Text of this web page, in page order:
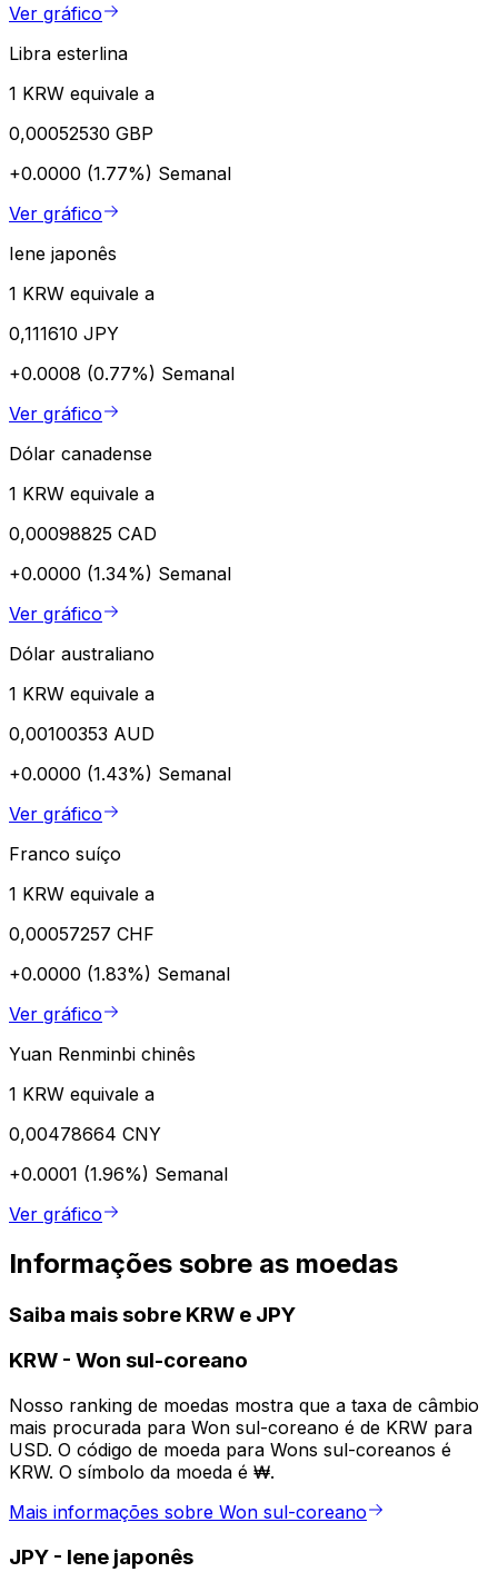
Ver gráfico
Libra esterlina
1 KRW equivale a
0,00052530 GBP
+0.0000 (1.77%) Semanal
Ver gráfico
Iene japonês
1 KRW equivale a
0,111610 JPY
+0.0008 (0.77%) Semanal
Ver gráfico
Dólar canadense
1 KRW equivale a
0,00098825 CAD
+0.0000 (1.34%) Semanal
Ver gráfico
Dólar australiano
1 KRW equivale a
0,00100353 AUD
+0.0000 (1.43%) Semanal
Ver gráfico
Franco suíço
1 KRW equivale a
0,00057257 CHF
+0.0000 (1.83%) Semanal
Ver gráfico
Yuan Renminbi chinês
1 KRW equivale a
0,00478664 CNY
+0.0001 (1.96%) Semanal
Ver gráfico
Informações sobre as moedas
Saiba mais sobre KRW e JPY
KRW - Won sul-coreano
Nosso ranking de moedas mostra que a taxa de câmbio
mais procurada para Won sul-coreano é de KRW para
USD. O código de moeda para Wons sul-coreanos é
KRW. O símbolo da moeda é ₩.
Mais informações sobre Won sul-coreano
JPY - Iene japonês